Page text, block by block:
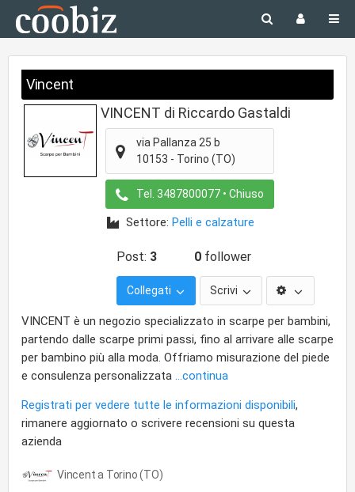
Vincent
VINCENT di Riccardo Gastaldi
via Pallanza 25 b
10153 - Torino (TO)
Tel. 3487800077 • Chiuso
Settore: Pelli e calzature
Post: 3 0 follower
Collegati Scrivi
VINCENT è un negozio specializzato in scarpe per bambini,
partendo dalle scarpe primi passi, fino al arrivare alle scarpe
per bambino più alla moda. Offriamo misurazione del piede
e consulenza personalizzata ...continua
Registrati per vedere tutte le informazioni disponibili,
rimanere aggiornato o scrivere recensioni su questa
azienda
Vincent a Torino (TO)